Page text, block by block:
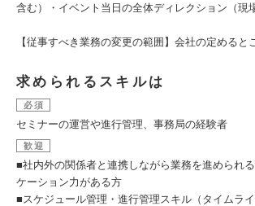
含む）・イベント当日の全体ディレクション（現
【従事すべき業務の変更の範囲】会社の定めると
求められるスキルは
必須
セミナーの運営や進行管理、事務局の経験者
歓迎
■社内外の関係者と連携しながら業務を進められ
ケーション力がある方
■スケジュール管理・進行管理スキル（タイムラ